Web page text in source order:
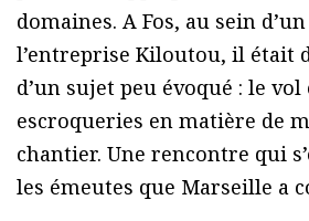
domaines. A Fos, au sein
l’entreprise Kiloutou, il était
d’un sujet peu évoqué : le vol
escroqueries en matière de
chantier. Une rencontre qui
les émeutes que Marseille a